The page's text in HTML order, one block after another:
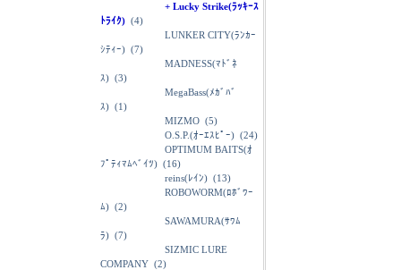
+ Lucky Strike(ﾗｯｷｰｽ
ﾄﾗｲｸ) (4)
LUNKER CITY(ﾗﾝｶｰ
ｼﾃｨｰ) (7)
MADNESS(ﾏﾄﾞﾈ
ｽ) (3)
MegaBass(ﾒｶﾞﾊﾞ
ｽ) (1)
MIZMO (5)
O.S.P.(ｵｰｴｽﾋﾟｰ) (24)
OPTIMUM BAITS(ｵ
ﾌﾟﾃｨﾏﾑﾍﾞｲﾂ) (16)
reins(ﾚｲﾝ) (13)
ROBOWORM(ﾛﾎﾞﾜｰ
ﾑ) (2)
SAWAMURA(ｻﾜﾑ
ﾗ) (7)
SIZMIC LURE
COMPANY (2)